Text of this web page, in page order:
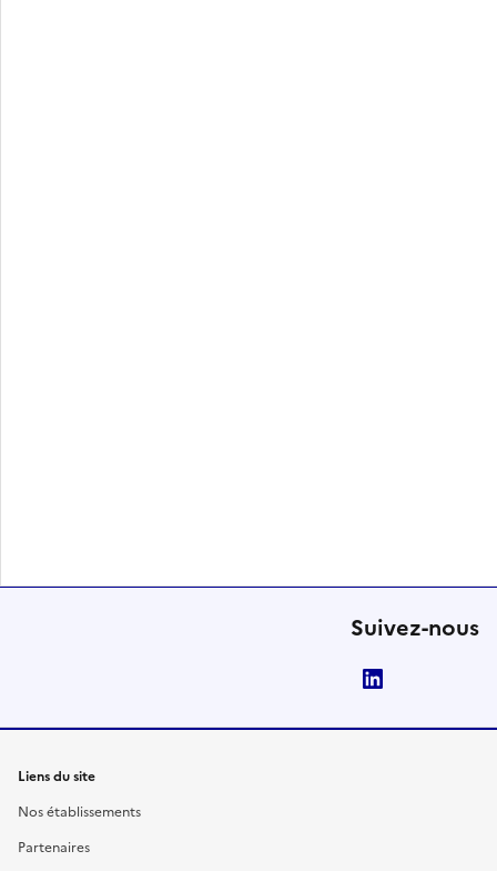
Suivez-nous
Liens du site
Nos établissements
Partenaires